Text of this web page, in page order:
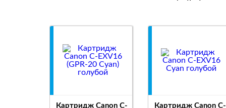
Картридж Canon C-
Картридж Canon C-